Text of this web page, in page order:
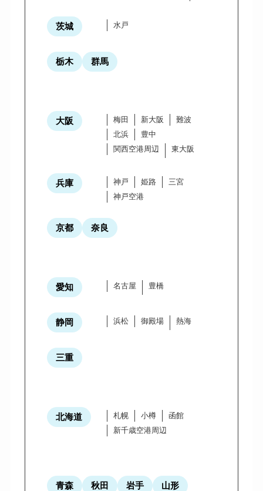
茨城 水戸
栃木 群馬
大阪 梅田 新大阪
難波
北浜
豊中
関西空港周辺
東大阪
兵庫 神戸 姫路
三宮
神戸空港
京都 奈良
愛知 名古屋 豊橋
静岡 浜松 御殿場 熱海
三重
北海道 札幌 小樽
函館
新千歳空港周辺
青森 秋田 岩手
山形